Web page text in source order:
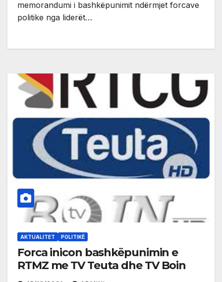
memorandumi i bashkëpunimit ndërmjet forcave
politike nga liderët…
AKTUALITET POLITIKË
Forca inicon bashkëpunimin e
RTMZ me TV Teuta dhe TV Boin